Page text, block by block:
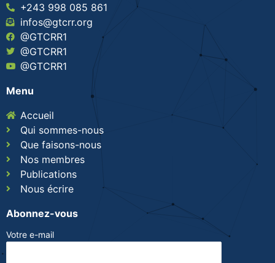
+243 998 085 861
infos@gtcrr.org
@GTCRR1
@GTCRR1
@GTCRR1
Menu
Accueil
Qui sommes-nous
Que faisons-nous
Nos membres
Publications
Nous écrire
Abonnez-vous
Votre e-mail